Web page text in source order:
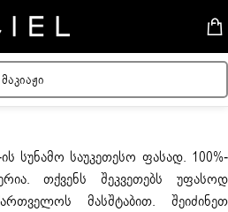
სუნამო საუკეთესო ფასად. 100%-
თქვენს შეკვეთებს უფასოდ
მასშტაბით. შეიძინეთ